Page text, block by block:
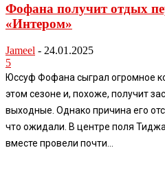
Фофана получит отдых
«Интером»
Jameel - 24.01.2025
5
Юссуф Фофана сыграл огромное
этом сезоне и, похоже, получит
выходные. Однако причина его
что ожидали. В центре поля
вместе провели почти...